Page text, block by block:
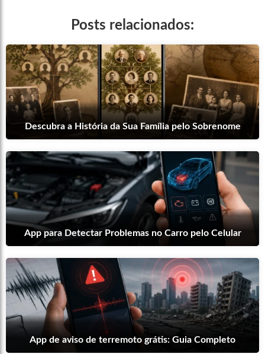
Posts relacionados:
Descubra a História da Sua Família pelo Sobrenome
App para Detectar Problemas no Carro pelo Celular
App de aviso de terremoto grátis: Guia Completo